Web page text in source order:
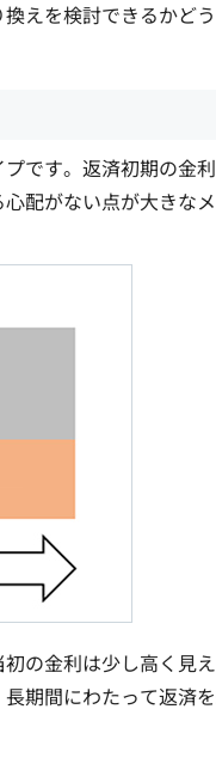
えを検討できるかど
です。返済初期の金利
配がない点が大きな
の金利は少し高く見
期間にわたって返済